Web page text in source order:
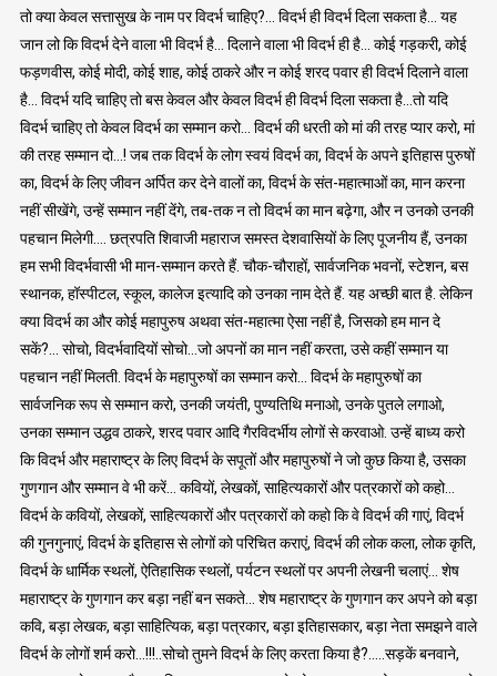
तो क्या केवल सत्तासुख के नाम पर विदर्भ चाहिए?… विदर्भ ही विदर्भ दिला सकता है… यह
जान लो कि विदर्भ देने वाला भी विदर्भ है… दिलाने वाला भी विदर्भ ही है… कोई गड़करी, कोई
फड़णवीस, कोई मोदी, कोई शाह, कोई ठाकरे और न कोई शरद पवार ही विदर्भ दिलाने वाला
है… विदर्भ यदि चाहिए तो बस केवल और केवल विदर्भ ही विदर्भ दिला सकता है…तो यदि
विदर्भ चाहिए तो केवल विदर्भ का सम्मान करो… विदर्भ की धरती को मां की तरह प्यार करो, मां
की तरह सम्मान दो…! जब तक विदर्भ के लोग स्वयं विदर्भ का, विदर्भ के अपने इतिहास पुरुषों
का, विदर्भ के लिए जीवन अर्पित कर देने वालों का, विदर्भ के संत-महात्माओं का, मान करना
नहीं सीखेंगे, उन्हें सम्मान नहीं देंगे, तब-तक न तो विदर्भ का मान बढ़ेगा, और न उनको उनकी
पहचान मिलेगी…. छत्रपति शिवाजी महाराज समस्त देशवासियों के लिए पूजनीय हैं, उनका
हम सभी विदर्भवासी भी मान-सम्मान करते हैं. चौक-चौराहों, सार्वजनिक भवनों, स्टेशन, बस
स्थानक, हॉस्पीटल, स्कूल, कालेज इत्यादि को उनका नाम देते हैं. यह अच्छी बात है. लेकिन
क्या विदर्भ का और कोई महापुरुष अथवा संत-महात्मा ऐसा नहीं है, जिसको हम मान दे
सकें?… सोचो, विदर्भवादियों सोचो…जो अपनों का मान नहीं करता, उसे कहीं सम्मान या
पहचान नहीं मिलती. विदर्भ के महापुरुषों का सम्मान करो… विदर्भ के महापुरुषों का
सार्वजनिक रूप से सम्मान करो, उनकी जयंती, पुण्यतिथि मनाओ, उनके पुतले लगाओ,
उनका सम्मान उद्धव ठाकरे, शरद पवार आदि गैरविदर्भीय लोगों से करवाओ. उन्हें बाध्य करो
कि विदर्भ और महाराष्ट्र के लिए विदर्भ के सपूतों और महापुरुषों ने जो कुछ किया है, उसका
गुणगान और सम्मान वे भी करें… कवियों, लेखकों, साहित्यकारों और पत्रकारों को कहो…
विदर्भ के कवियों, लेखकों, साहित्यकारों और पत्रकारों को कहो कि वे विदर्भ की गाएं, विदर्भ
की गुनगुनाएं, विदर्भ के इतिहास से लोगों को परिचित कराएं, विदर्भ की लोक कला, लोक कृति,
विदर्भ के धार्मिक स्थलों, ऐतिहासिक स्थलों, पर्यटन स्थलों पर अपनी लेखनी चलाएं… शेष
महाराष्ट्र के गुणगान कर बड़ा नहीं बन सकते… शेष महाराष्ट्र के गुणगान कर अपने को बड़ा
कवि, बड़ा लेखक, बड़ा साहित्यिक, बड़ा पत्रकार, बड़ा इतिहासकार, बड़ा नेता समझने वाले
विदर्भ के लोगों शर्म करो…!!!..सोचो तुमने विदर्भ के लिए करता किया है?…..सड़कें बनवाने,